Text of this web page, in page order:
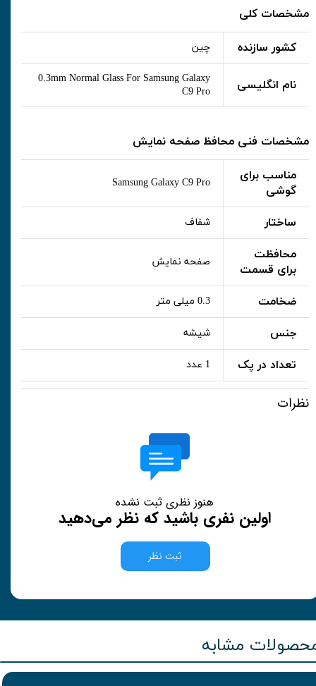
مشخصات کلی
کشور سازنده چین
نام انگلیسی
0.3mm Normal Glass For Samsung Galaxy
C9 Pro
مشخصات فنی محافظ صفحه نمایش
مناسب برای
گوشی
Samsung Galaxy C9 Pro
ساختار شفاف
محافظت
برای قسمت
صفحه نمایش
ضخامت 0.3 میلی متر
جنس شیشه
تعداد در پک 1 عدد
نظرات
هنوز نظری ثبت نشده
اولین نفری باشید که نظر می‌دهید
ثبت نظر
مشابه